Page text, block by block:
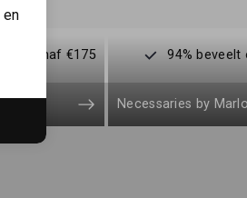
vanaf €175 94% beveelt
Necessaries by